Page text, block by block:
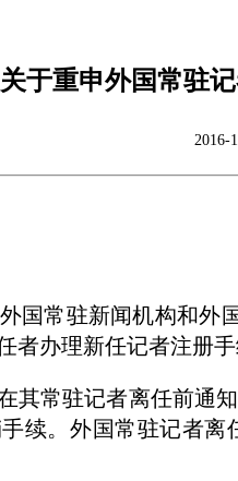
关于重申外国常驻
2016-
常驻新闻机构和外
者办理新任记者注册
常驻记者离任前通知
续。外国常驻记者